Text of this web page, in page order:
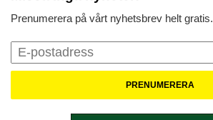
Prenumerera på vårt nyhetsbrev helt gratis.